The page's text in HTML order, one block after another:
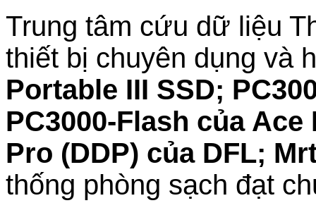
Trung tâm cứu dữ liệu
thiết bị chuyên dụng và
Portable III SSD;
PC3000-Flash của
Pro (DDP) của DFL;
thống phòng sạch đạt